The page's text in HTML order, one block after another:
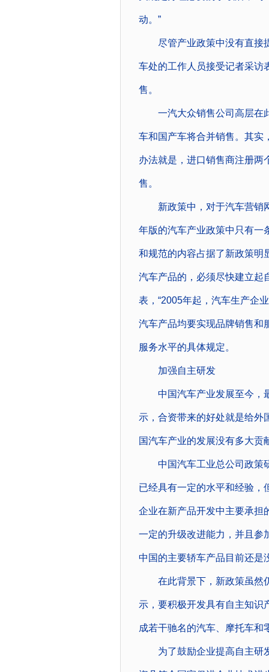
动。”
尽管产业政策中没有直接提
车处的工作人员接受记者采访
售。
一汽大众销售公司高层在此
车和国产车将合并销售。其实
办法就是，进口销售商注册两
售。
新政策中，对于汽车营销网
年版的汽车产业政策中只有一
和规范的内容占据了新政策明
汽车产品的，必须尽快建立起
表，“2005年起，汽车生产企
汽车产品均要实现品牌销售和
服务水平的具体规定。
加强自主研发
中国汽车产业发展至今，最
示，合资带来的好处就是给外
国汽车产业的发展没有多大贡
中国汽车工业总公司政策研
已经具有一定的水平和经验，
企业在新产品开发中主要承担
一定的升级改进能力，并且参
中国的主要轿车产品目前还是
在此背景下，新政策虽然仍
示，要积极开发具有自主知识
成若干驰名的汽车、摩托车和
为了鼓励企业提高自主研发